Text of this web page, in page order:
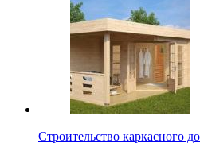
Строительство каркасного